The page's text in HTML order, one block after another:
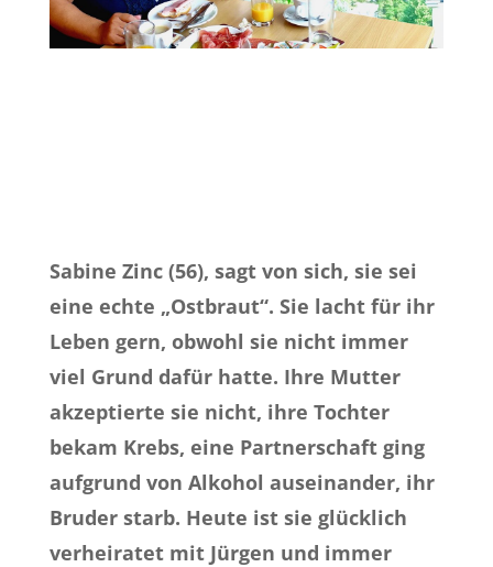
Sabine Zinc (56), sagt von sich, sie sei
eine echte „Ostbraut“. Sie lacht für ihr
Leben gern, obwohl sie nicht immer
viel Grund dafür hatte. Ihre Mutter
akzeptierte sie nicht, ihre Tochter
bekam Krebs, eine Partnerschaft ging
aufgrund von Alkohol auseinander, ihr
Bruder starb. Heute ist sie glücklich
verheiratet mit Jürgen und immer